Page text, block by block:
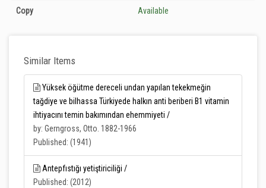
Copy Available
Similar Items
Yüksek öğütme dereceli undan yapılan tekekmeğin
tağdiye ve bilhassa Türkiyede halkın anti beriberi B1 vitamin
ihtiyacını temin bakımından ehemmiyeti /
by: Gerngross, Otto. 1882-1966
Published: (1941)
Antepfıstığı yetiştiriciliği /
Published: (2012)